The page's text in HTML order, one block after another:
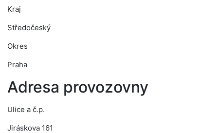
Kraj
Středočeský
Okres
Praha
Adresa provozovny
Ulice a č.p.
Jiráskova 161